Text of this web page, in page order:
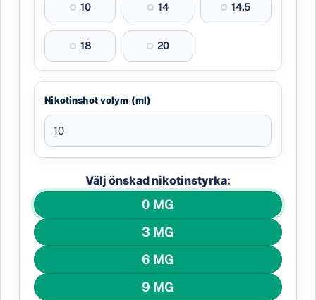
10 14 14,5
18 20
Nikotinshot volym (ml)
Välj önskad nikotinstyrka:
0 MG
3 MG
6 MG
9 MG